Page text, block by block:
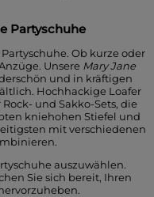
Partyschuhe
Ob kurze oder
Unsere Mary Jane
und in kräftigen
Hochhackige Loafer
und Sakko-Sets, die
kniehohen Stiefel und
mit verschiedenen
auszuwählen.
Sie sich bereit, Ihren